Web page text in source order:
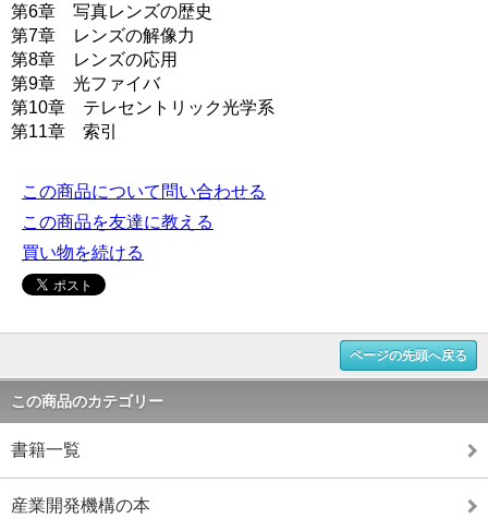
第6章 写真レンズの歴史
第7章 レンズの解像力
第8章 レンズの応用
第9章 光ファイバ
第10章 テレセントリック光学系
第11章 索引
この商品について問い合わせる
この商品を友達に教える
買い物を続ける
ページの先頭へ戻る
この商品のカテゴリー
書籍一覧
産業開発機構の本